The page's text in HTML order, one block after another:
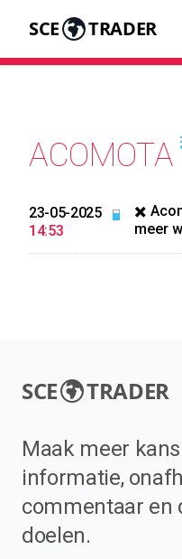
SCE TRADER
ACOMOTA
23-05-2025
14:53
✖️
meer
SCE TRADER
Maak meer
informatie,
commentaar en
doelen.